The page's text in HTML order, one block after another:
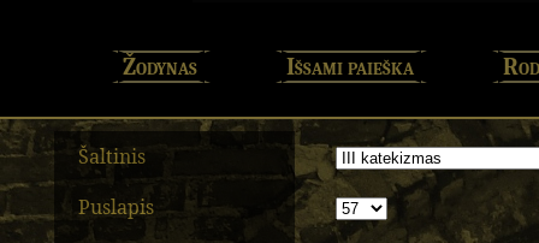
Žodynas Išsami paieška
Šaltinis
Puslapis